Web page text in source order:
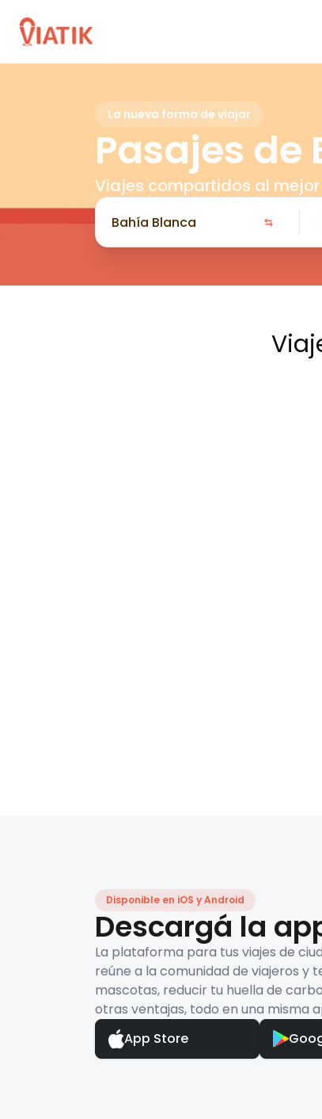
La nueva forma de viajar
Pasajes de
Viajes compartidos al
Disponible en iOS y Android
Descargá la
La plataforma para tus viajes de
reúne a la comunidad de viajeros y
mascotas, reducir tu huella de
otras ventajas, todo en una misma
App Store